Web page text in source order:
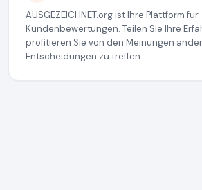
AUSGEZEICHNET.org ist Ihre Plattform für
Kundenbewertungen. Teilen Sie Ihre
profitieren Sie von den Meinungen
Entscheidungen zu treffen.